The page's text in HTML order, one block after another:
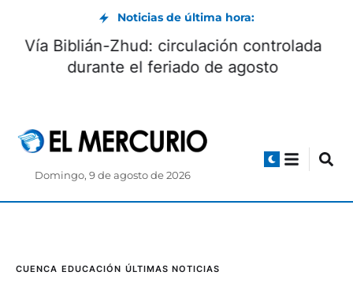
Noticias de última hora:
Vía Biblián-Zhud: circulación controlada
durante el feriado de agosto
Domingo, 9 de agosto de 2026
CUENCA EDUCACIÓN ÚLTIMAS NOTICIAS